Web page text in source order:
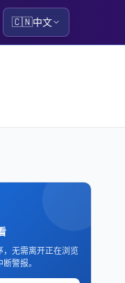
🇨🇳中文
，无需离开正在浏览
警报。